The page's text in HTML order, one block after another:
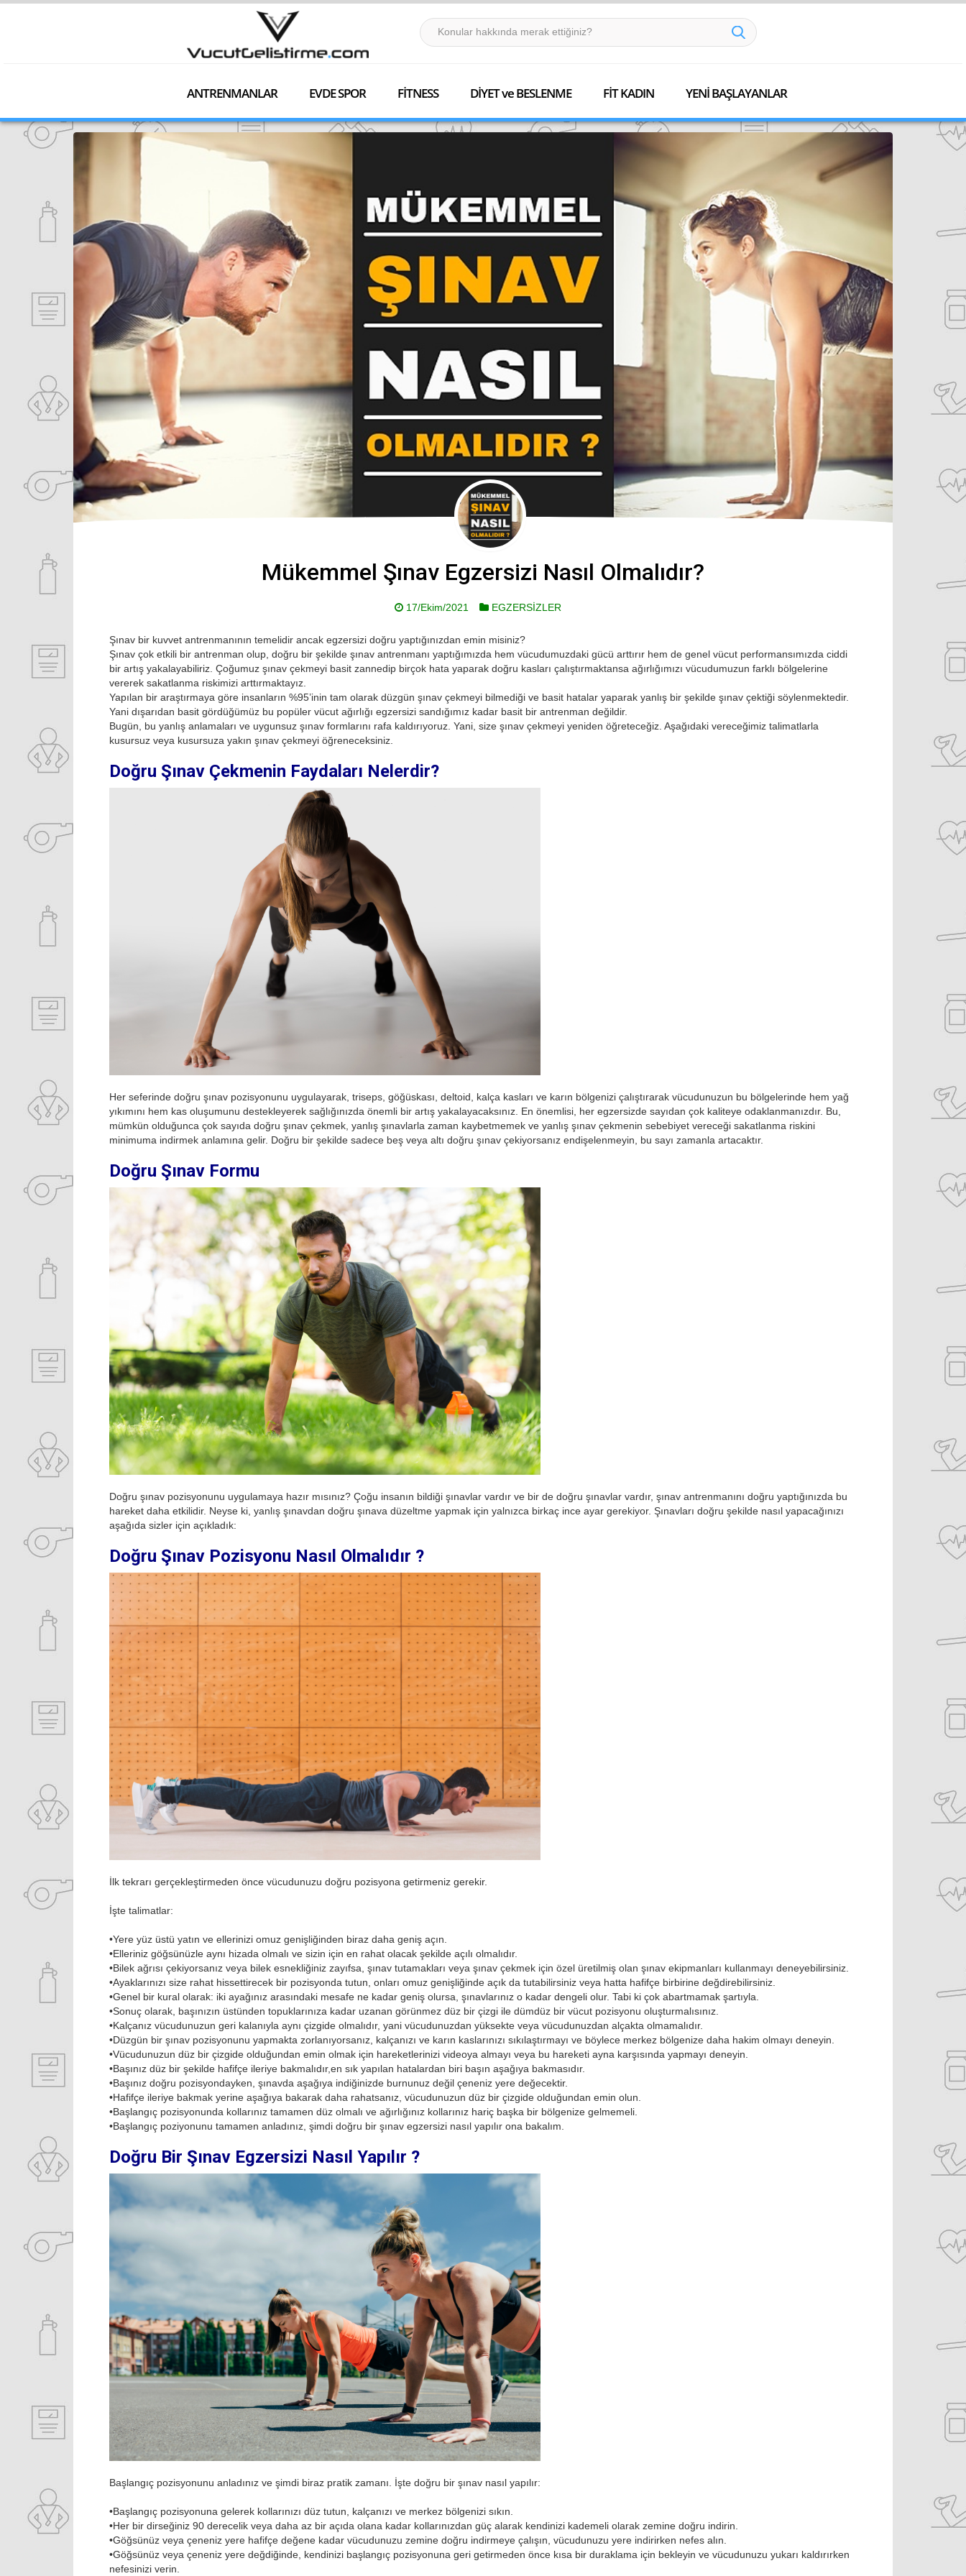
ANTRENMANLAR EVDE SPOR FİTNESS DİYET ve BESLENME FİT KADIN YENİ BAŞLAYANLAR
Mükemmel Şınav Egzersizi Nasıl Olmalıdır?
17/Ekim/2021 EGZERSİZLER
Şınav bir kuvvet antrenmanının temelidir ancak egzersizi doğru yaptığınızdan emin misiniz?
Şınav çok etkili bir antrenman olup, doğru bir şekilde şınav antrenmanı yaptığımızda hem vücudumuzdaki gücü arttırır hem de genel vücut performansımızda ciddi
bir artış yakalayabiliriz. Çoğumuz şınav çekmeyi basit zannedip birçok hata yaparak doğru kasları çalıştırmaktansa ağırlığımızı vücudumuzun farklı bölgelerine
vererek sakatlanma riskimizi arttırmaktayız.
Yapılan bir araştırmaya göre insanların %95’inin tam olarak düzgün şınav çekmeyi bilmediği ve basit hatalar yaparak yanlış bir şekilde şınav çektiği söylenmektedir.
Yani dışarıdan basit gördüğümüz bu popüler vücut ağırlığı egzersizi sandığımız kadar basit bir antrenman değildir.
Bugün, bu yanlış anlamaları ve uygunsuz şınav formlarını rafa kaldırıyoruz. Yani, size şınav çekmeyi yeniden öğreteceğiz. Aşağıdaki vereceğimiz talimatlarla
kusursuz veya kusursuza yakın şınav çekmeyi öğreneceksiniz.
Doğru Şınav Çekmenin Faydaları Nelerdir?
Her seferinde doğru şınav pozisyonunu uygulayarak, triseps, göğüskası, deltoid, kalça kasları ve karın bölgenizi çalıştırarak vücudunuzun bu bölgelerinde hem yağ
yıkımını hem kas oluşumunu destekleyerek sağlığınızda önemli bir artış yakalayacaksınız. En önemlisi, her egzersizde sayıdan çok kaliteye odaklanmanızdır. Bu,
mümkün olduğunca çok sayıda doğru şınav çekmek, yanlış şınavlarla zaman kaybetmemek ve yanlış şınav çekmenin sebebiyet vereceği sakatlanma riskini
minimuma indirmek anlamına gelir. Doğru bir şekilde sadece beş veya altı doğru şınav çekiyorsanız endişelenmeyin, bu sayı zamanla artacaktır.
Doğru Şınav Formu
Doğru şınav pozisyonunu uygulamaya hazır mısınız? Çoğu insanın bildiği şınavlar vardır ve bir de doğru şınavlar vardır, şınav antrenmanını doğru yaptığınızda bu
hareket daha etkilidir. Neyse ki, yanlış şınavdan doğru şınava düzeltme yapmak için yalnızca birkaç ince ayar gerekiyor. Şınavları doğru şekilde nasıl yapacağınızı
aşağıda sizler için açıkladık:
Doğru Şınav Pozisyonu Nasıl Olmalıdır ?
İlk tekrarı gerçekleştirmeden önce vücudunuzu doğru pozisyona getirmeniz gerekir.
İşte talimatlar:
•Yere yüz üstü yatın ve ellerinizi omuz genişliğinden biraz daha geniş açın.
•Elleriniz göğsünüzle aynı hizada olmalı ve sizin için en rahat olacak şekilde açılı olmalıdır.
•Bilek ağrısı çekiyorsanız veya bilek esnekliğiniz zayıfsa, şınav tutamakları veya şınav çekmek için özel üretilmiş olan şınav ekipmanları kullanmayı deneyebilirsiniz.
•Ayaklarınızı size rahat hissettirecek bir pozisyonda tutun, onları omuz genişliğinde açık da tutabilirsiniz veya hatta hafifçe birbirine değdirebilirsiniz.
•Genel bir kural olarak: iki ayağınız arasındaki mesafe ne kadar geniş olursa, şınavlarınız o kadar dengeli olur. Tabi ki çok abartmamak şartıyla.
•Sonuç olarak, başınızın üstünden topuklarınıza kadar uzanan görünmez düz bir çizgi ile dümdüz bir vücut pozisyonu oluşturmalısınız.
•Kalçanız vücudunuzun geri kalanıyla aynı çizgide olmalıdır, yani vücudunuzdan yüksekte veya vücudunuzdan alçakta olmamalıdır.
•Düzgün bir şınav pozisyonunu yapmakta zorlanıyorsanız, kalçanızı ve karın kaslarınızı sıkılaştırmayı ve böylece merkez bölgenize daha hakim olmayı deneyin.
•Vücudunuzun düz bir çizgide olduğundan emin olmak için hareketlerinizi videoya almayı veya bu hareketi ayna karşısında yapmayı deneyin.
•Başınız düz bir şekilde hafifçe ileriye bakmalıdır,en sık yapılan hatalardan biri başın aşağıya bakmasıdır.
•Başınız doğru pozisyondayken, şınavda aşağıya indiğinizde burnunuz değil çeneniz yere değecektir.
•Hafifçe ileriye bakmak yerine aşağıya bakarak daha rahatsanız, vücudunuzun düz bir çizgide olduğundan emin olun.
•Başlangıç ​​pozisyonunda kollarınız tamamen düz olmalı ve ağırlığınız kollarınız hariç başka bir bölgenize gelmemeli.
•Başlangıç poziyonunu tamamen anladınız, şimdi doğru bir şınav egzersizi nasıl yapılır ona bakalım.
Doğru Bir Şınav Egzersizi Nasıl Yapılır ?
Başlangıç pozisyonunu anladınız ve şimdi biraz pratik zamanı. İşte doğru bir şınav nasıl yapılır:
•Başlangıç pozisyonuna gelerek kollarınızı düz tutun, kalçanızı ve merkez bölgenizi sıkın.
•Her bir dirseğiniz 90 derecelik veya daha az bir açıda olana kadar kollarınızdan güç alarak kendinizi kademeli olarak zemine doğru indirin.
•Göğsünüz veya çeneniz yere hafifçe değene kadar vücudunuzu zemine doğru indirmeye çalışın, vücudunuzu yere indirirken nefes alın.
•Göğsünüz veya çeneniz yere değdiğinde, kendinizi başlangıç ​​pozisyonuna geri getirmeden önce kısa bir duraklama için bekleyin ve vücudunuzu yukarı kaldırırken
nefesinizi verin.